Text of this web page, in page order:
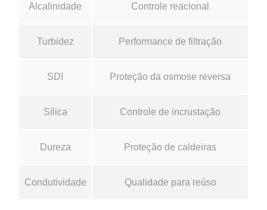
Alcalinidade Controle reacional
Turbidez Performance de filtração
SDI Proteção da osmose reversa
Sílica Controle de incrustação
Dureza Proteção de caldeiras
Condutividade Qualidade para reúso